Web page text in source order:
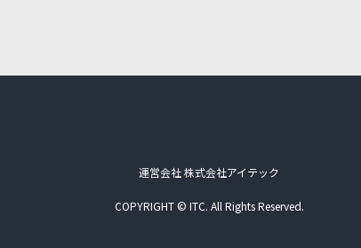
運営会社 株式会社アイテック
COPYRIGHT © ITC. All Rights Reserved.